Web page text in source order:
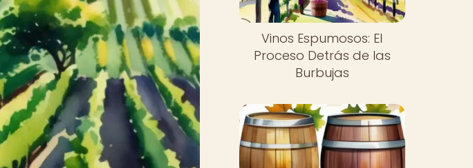
Vinos Espumosos: El
Proceso Detrás de las
Burbujas